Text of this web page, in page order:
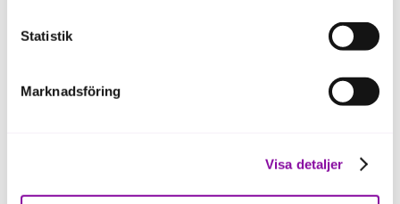
Statistik
Marknadsföring
Visa detaljer
Sörmland